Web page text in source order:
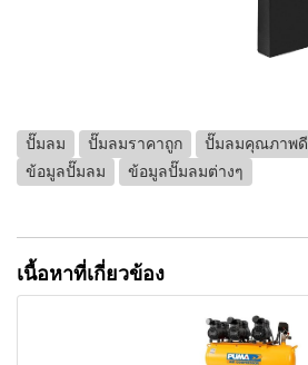
ปั๊มลม ปั๊มลมราคาถูก ปั๊มลมคุณภาพดี
ข้อมูลปั๊มลม
ข้อมูลปั๊มลมต่างๆ
เนื้อหาที่เกี่ยวข้อง